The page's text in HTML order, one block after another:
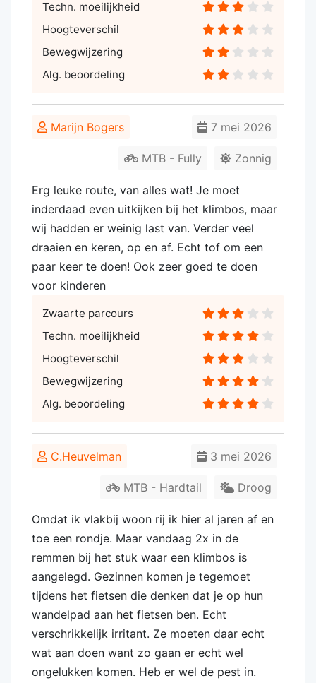
Techn. moeilijkheid
Hoogteverschil
Bewegwijzering
Alg. beoordeling
Marijn Bogers 7 mei 2026
Zonnig
MTB - Fully
Erg leuke route, van alles wat! Je moet
inderdaad even uitkijken bij het klimbos, maar
wij hadden er weinig last van. Verder veel
draaien en keren, op en af. Echt tof om een
paar keer te doen! Ook zeer goed te doen
voor kinderen
Zwaarte parcours
Techn. moeilijkheid
Hoogteverschil
Bewegwijzering
Alg. beoordeling
C.Heuvelman 3 mei 2026
Droog
MTB - Hardtail
Omdat ik vlakbij woon rij ik hier al jaren af en
toe een rondje. Maar vandaag 2x in de
remmen bij het stuk waar een klimbos is
aangelegd. Gezinnen komen je tegemoet
tijdens het fietsen die denken dat je op hun
wandelpad aan het fietsen ben. Echt
verschrikkelijk irritant. Ze moeten daar echt
wat aan doen want zo gaan er echt wel
ongelukken komen. Heb er wel de pest in.